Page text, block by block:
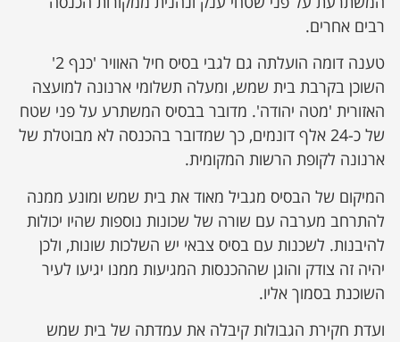
רבים אחרים.
טענה דומה הועלתה גם לגבי בסיס חיל האוויר 'כנף 2'
השוכן בקרבת בית שמש, ומעלה תשלומי ארנונה למועצה
האזורית 'מטה יהודה'. מדובר בבסיס המשתרע על פני שטח
של כ-24 אלף דונמים, כך שמדובר בהכנסה לא מבוטלת של
ארנונה לקופת הרשות המקומית.
המיקום של הבסיס מגביל מאוד את בית שמש ומונע ממנה
להתרחב מערבה עם שורה של שכונות נוספות שהיו יכולות
להיבנות. לשכנות עם בסיס צבאי יש השלכות שונות, ולכן
יהיה זה צודק והוגן שההכנסות המגיעות ממנו יגיעו לעיר
השוכנת בסמוך אליו.
ועדת חקירת הגבולות קיבלה את עמדתה של בית שמש